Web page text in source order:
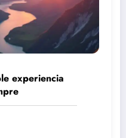
experiencia